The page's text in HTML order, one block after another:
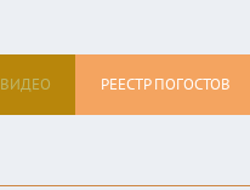
ВИДЕО РЕЕСТР ПОГОСТОВ